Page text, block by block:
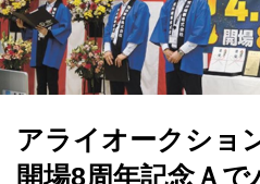
アライオークショ
開場8周年記念Ａ